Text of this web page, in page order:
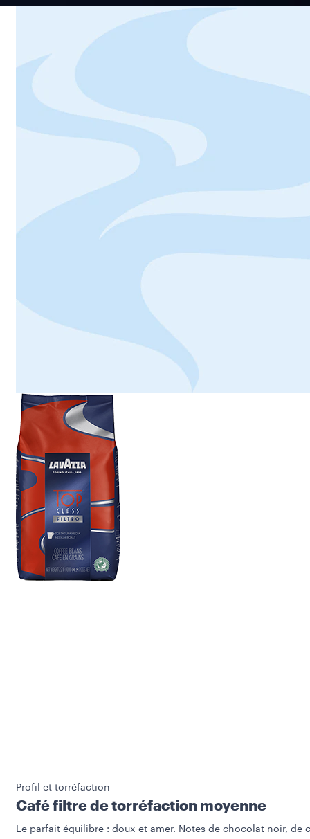
Profil et torréfaction
Café filtre de torréfaction moyenne
Le parfait équilibre : doux et amer. Notes de chocolat noir, de